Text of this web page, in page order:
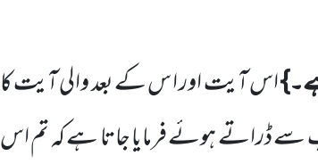
اس آیت اور ا س کے بعد والی آیت کا
سے ڈراتےہوئے فرمایا جاتا ہے کہ تم اس